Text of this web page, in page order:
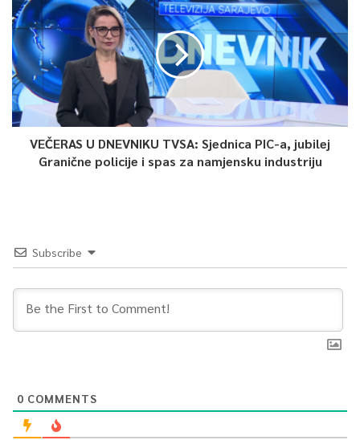
Najveći iskorak napravljen je na polju testiranja vozača na
prisustvo opojnih droga. Ranije je ovaj segment bio podložan
ogromnim manipulacijama jer su vozači masovno odbijali
testiranje, birajući radije manju kaznu.
Pogledajte nevjerovatnu razliku u brojkama koja pokazuje kako
novi zakon već u prvim satima “trenira strogoću”:
Cijela
Čak 1.072
vozača!
U
8 vozača
NULA (0)
“Ono što je najvažniji podatak – niko u ovom slučaju nije odbio
VEČERAS U DNEVNIKU TVSA: Sjednica PIC-a, jubilej
Granične policije i spas za namjensku industriju
Subscribe
0 COMMENTS